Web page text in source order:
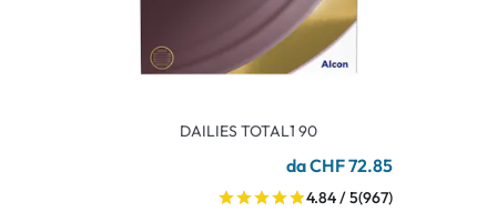
DAILIES TOTAL1 90
da CHF 72.85
4.84 / 5(967)